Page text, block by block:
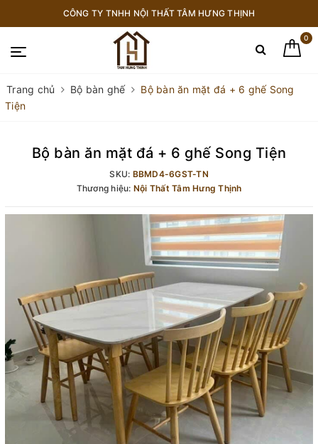
CÔNG TY TNHH NỘI THẤT TÂM HƯNG THỊNH
0
Trang chủ Bộ bàn ghế
Bộ bàn ăn mặt đá + 6 ghế Song
Tiện
Bộ bàn ăn mặt đá + 6 ghế Song Tiện
SKU: BBMD4-6GST-TN
Thương hiệu: Nội Thất Tâm Hưng Thịnh